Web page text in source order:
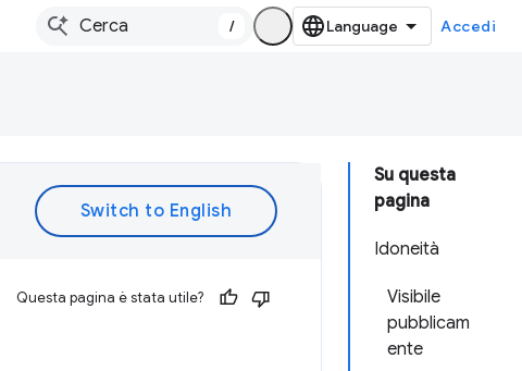
/ Accedi
Su questa
pagina
Idoneità
Visibile
pubblicam
ente
Questa pagina è stata utile?